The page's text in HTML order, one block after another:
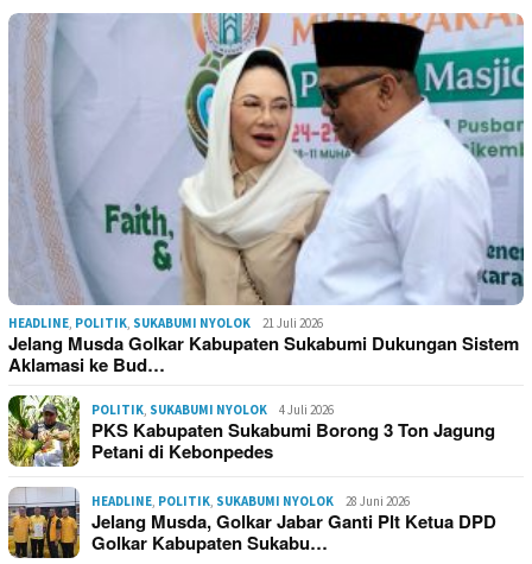
HEADLINE, POLITIK, SUKABUMI NYOLOK 21 Juli 2026
Jelang Musda Golkar Kabupaten Sukabumi Dukungan Sistem
Aklamasi ke Bud…
POLITIK, SUKABUMI NYOLOK 4 Juli 2026
PKS Kabupaten Sukabumi Borong 3 Ton Jagung
Petani di Kebonpedes
HEADLINE, POLITIK, SUKABUMI NYOLOK 28 Juni 2026
Jelang Musda, Golkar Jabar Ganti Plt Ketua DPD
Golkar Kabupaten Sukabu…